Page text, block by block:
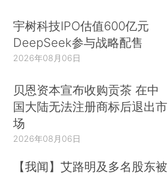
宇树科技IPO估值600亿元
DeepSeek参与战略配售
2026年08月06日
贝恩资本宣布收购贡茶 在中
国大陆无法注册商标后退出市
场
2026年08月06日
【我闻】艾路明及多名股东被